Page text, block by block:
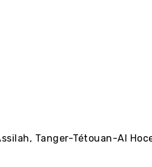
Tanger-Tétouan-Al